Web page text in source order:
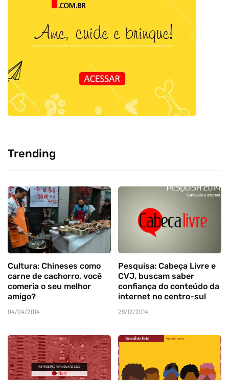
Trending
Cultura: Chineses como
carne de cachorro, você
comeria o seu melhor
amigo?
04/04/2014
Pesquisa: Cabeça Livre e
CVJ, buscam saber
confiança do conteúdo da
internet no centro-sul
29/12/2014